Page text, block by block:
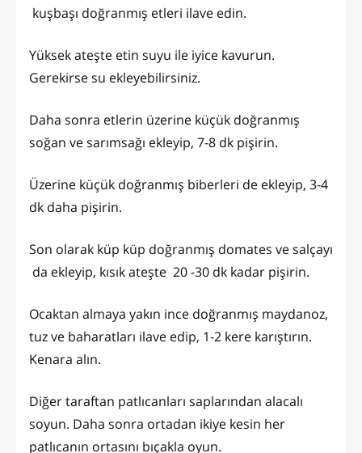
kuşbaşı doğranmış etleri ilave edin.
Yüksek ateşte etin suyu ile iyice kavurun.
Gerekirse su ekleyebilirsiniz.
Daha sonra etlerin üzerine küçük doğranmış
soğan ve sarımsağı ekleyip, 7-8 dk pişirin.
Üzerine küçük doğranmış biberleri de ekleyip, 3-4
dk daha pişirin.
Son olarak küp küp doğranmış domates ve salçayı
da ekleyip, kısık ateşte 20 -30 dk kadar pişirin.
Ocaktan almaya yakın ince doğranmış maydanoz,
tuz ve baharatları ilave edip, 1-2 kere karıştırın.
Kenara alın.
Diğer taraftan patlıcanları saplarından alacalı
soyun. Daha sonra ortadan ikiye kesin her
patlıcanın ortasını bıçakla oyun.